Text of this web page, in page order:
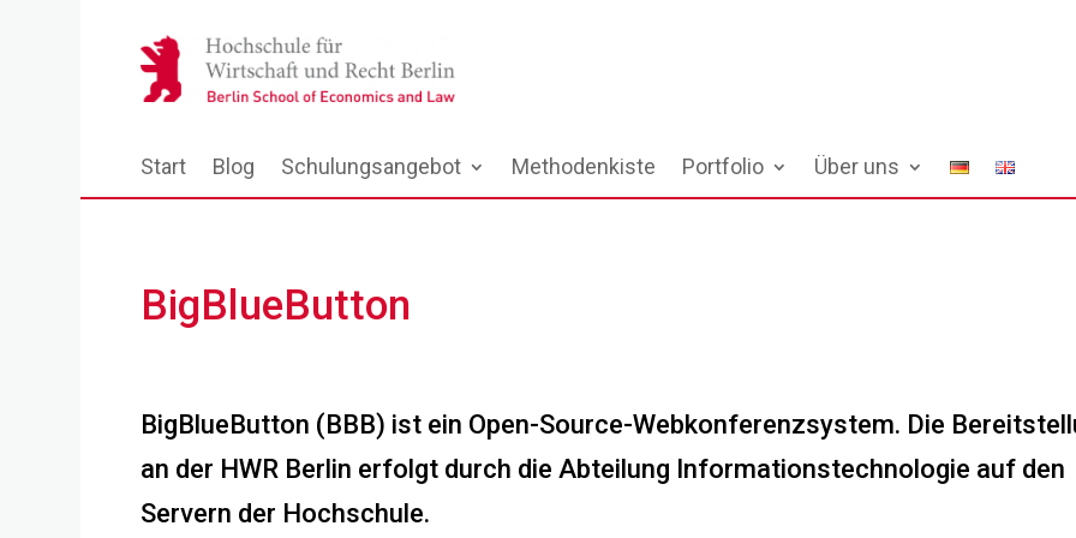
Start Blog Schulungsangebot Methodenkiste Portfolio Über uns
BigBlueButton
BigBlueButton (BBB) ist ein Open-Source-Webkonferenzsystem. Die
an der HWR Berlin erfolgt durch die Abteilung Informationstechnologie auf den
Servern der Hochschule.